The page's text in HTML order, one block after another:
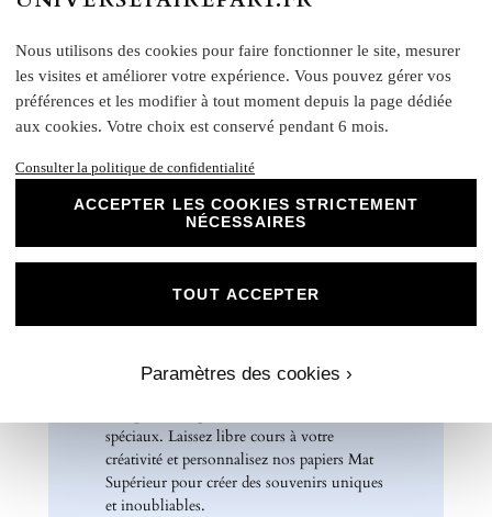
Formats disponibles :
(Fermé)
Carte recto verso : 14 x 15 cm
Format A5 portrait : 14 x 21 cm
Format rectangle paysage : 21 x 10 cm
pour convenir à la majorité des bouteilles : 14 x 10 cm
parfait pour des faire-part de mariage, des
pour ce papier de haute qualité pour un
spéciaux. Laissez libre cours à votre
créativité et personnalisez nos papiers Mat
Supérieur pour créer des souvenirs uniques
et inoubliables.
Nous utilisons des cookies pour faire fonctionner le site, mesurer
les visites et améliorer votre expérience. Vous pouvez gérer vos
préférences et les modifier à tout moment depuis la page dédiée
aux cookies. Votre choix est conservé pendant 6 mois.
Consulter la politique de confidentialité
ACCEPTER LES COOKIES STRICTEMENT
NÉCESSAIRES
Paramètres des cookies ›
TOUT ACCEPTER